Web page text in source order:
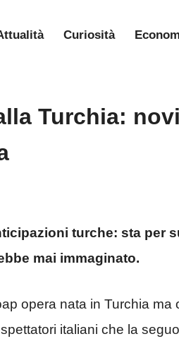
Curiosità
Turchia:
turche: sta per
mai immaginato.
opera nata in Turchia ma
italiani che la